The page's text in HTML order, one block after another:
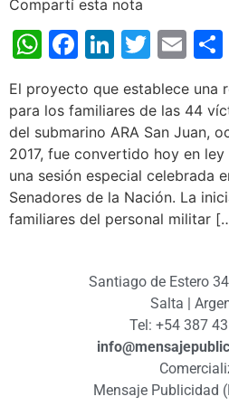
Compartí esta nota
WhatsApp
Facebook
LinkedIn
El proyecto que establece una
para los familiares de las 44
del submarino ARA San Juan,
2017, fue convertido hoy en
una sesión especial celebrada
Senadores de la Nación. La
familiares del personal militar
Santiago de Estero
Salta |
Tel: +54 387
Mensaje Publicidad